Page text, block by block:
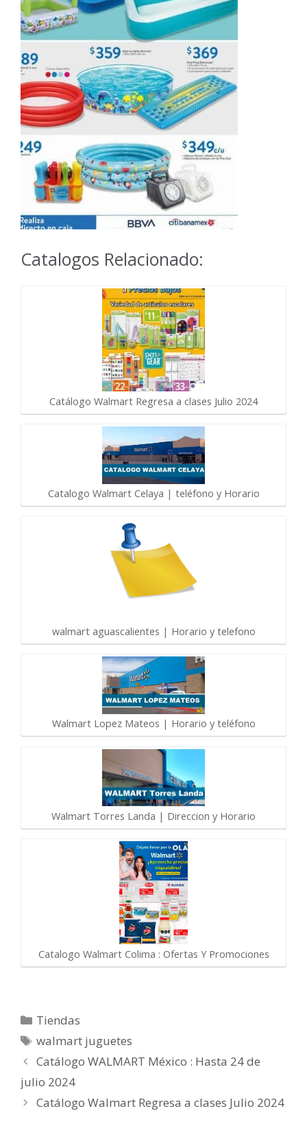
Catalogos Relacionado:
Catálogo Walmart Regresa a clases Julio 2024
Catalogo Walmart Celaya | teléfono y Horario
walmart aguascalientes | Horario y telefono
Walmart Lopez Mateos | Horario y teléfono
Walmart Torres Landa | Direccion y Horario
Catalogo Walmart Colima : Ofertas Y Promociones
Categorías
Tiendas
Etiquetas
walmart juguetes
Catálogo WALMART México : Hasta 24 de
julio 2024
Catálogo Walmart Regresa a clases Julio 2024